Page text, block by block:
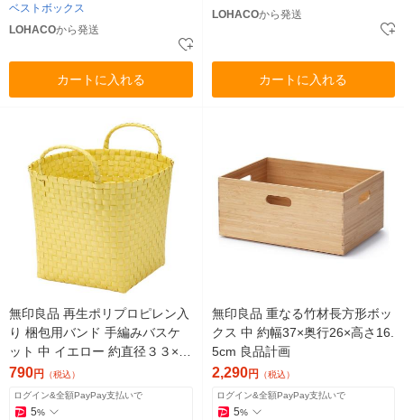
ベストボックス
LOHACOから発送
カートに入れる
LOHACOから発送
カートに入れる
無印良品 再生ポリプロピレン入
り 梱包用バンド 手編みバスケ
ット 中 イエロー 約直径３３×高
さ２５ｃｍ 良品計画
790円 （税込）
ログイン&全額PayPay支払いで
5%
無印良品 重なる竹材長方形ボッ
クス 中 約幅37×奥行26×高さ16.
5cm 良品計画
2,290円 （税込）
ログイン&全額PayPay支払いで
5%